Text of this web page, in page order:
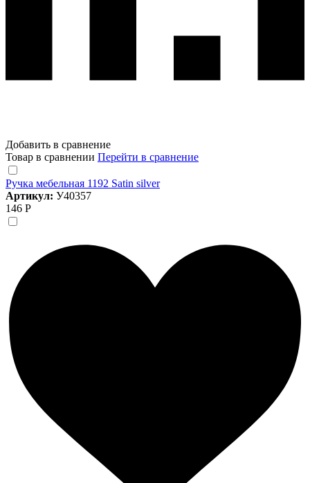
Добавить в сравнение
Товар в сравнении Перейти в сравнение
Ручка мебельная 1192 Satin silver
Артикул: У40357
146 Р